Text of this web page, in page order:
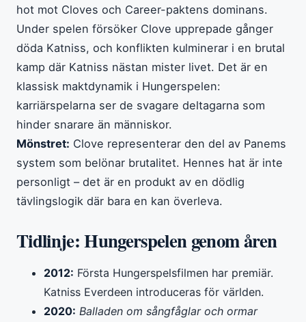
hot mot Cloves och Career-paktens dominans.
Under spelen försöker Clove upprepade gånger
döda Katniss, och konflikten kulminerar i en brutal
kamp där Katniss nästan mister livet. Det är en
klassisk maktdynamik i Hungerspelen:
karriärspelarna ser de svagare deltagarna som
hinder snarare än människor.
Mönstret: Clove representerar den del av Panems
system som belönar brutalitet. Hennes hat är inte
personligt – det är en produkt av en dödlig
tävlingslogik där bara en kan överleva.
Tidlinje: Hungerspelen genom åren
2012: Första Hungerspelsfilmen har premiär.
Katniss Everdeen introduceras för världen.
2020: Balladen om sångfåglar och ormar